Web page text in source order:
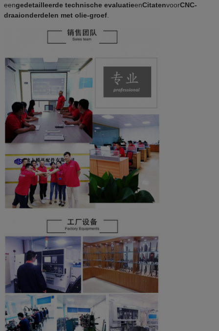
eengedetailleerde technische evaluatieenCitatenvoorCNC-
draaionderdelen met olie-groef